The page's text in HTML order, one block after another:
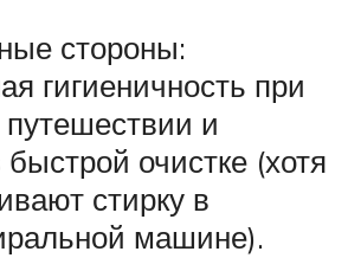
стороны:
гигиеничность при
и
очистке (хотя
стирку в
машине).